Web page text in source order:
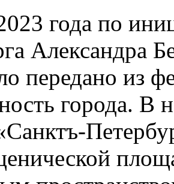
года по
Александра
передано из
города. В